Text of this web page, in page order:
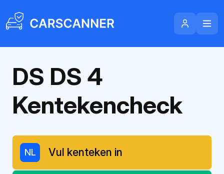
DS DS 4
Kentekencheck
NL